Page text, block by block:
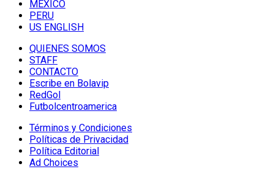
MÉXICO
PERU
US ENGLISH
QUIENES SOMOS
STAFF
CONTACTO
Escribe en Bolavip
RedGol
Futbolcentroamerica
Términos y Condiciones
Políticas de Privacidad
Política Editorial
Ad Choices